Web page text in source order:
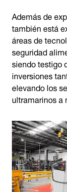
Además de
también está
áreas de
seguridad
siendo testigo
inversiones
elevando los
ultramarinos a